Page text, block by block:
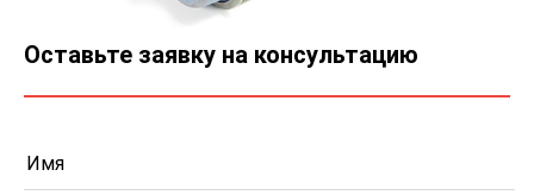
Оставьте заявку на консультацию